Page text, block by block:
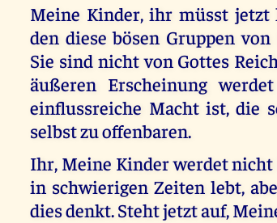
Meine Kinder, ihr müsst
den diese bösen Gruppen
Sie sind nicht von Gottes
äußeren Erscheinung
einflussreiche Macht ist, die
selbst zu offenbaren.
Ihr, Meine Kinder werdet
in schwierigen Zeiten lebt,
dies denkt. Steht jetzt auf,